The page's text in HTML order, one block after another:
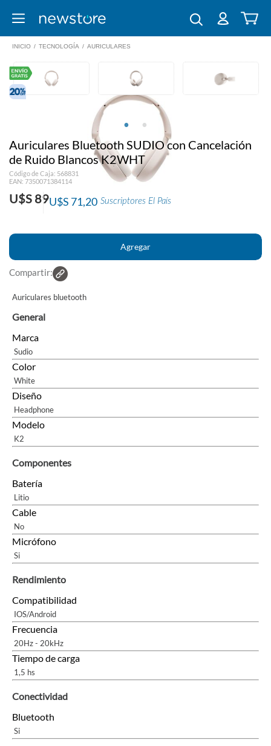
INICIO / TECNOLOGÍA / AURICULARES
Auriculares Bluetooth SUDIO con Cancelación
de Ruido Blancos K2WHT
Código de Caja: 568831
EAN: 7350071384114
U$S 89 Suscriptores El País
U$S 71,20
Compartir:
Auriculares bluetooth
General
Marca
Sudio
Color
White
Diseño
Headphone
Modelo
K2
Componentes
Batería
Litio
Cable
No
Micrófono
Si
Rendimiento
Compatibilidad
IOS/Android
Frecuencia
20Hz - 20kHz
Tiempo de carga
1,5 hs
Conectividad
Bluetooth
Si